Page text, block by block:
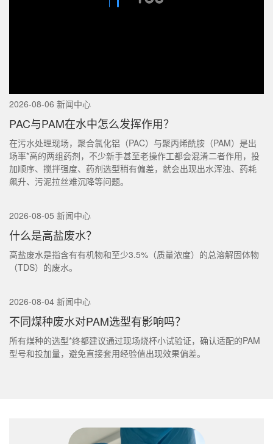
2026-08-06 新闻中心
PAC与PAM在水中怎么发挥作用？
在污水处理现场，聚合氯化铝（PAC）与聚丙烯酰胺（PAM）是出
场率*高的两组药剂，不少新手甚至老操作工都会混淆二者作用，投
加顺序、搅拌强度、药剂选型稍有偏差，就会出现出水浑浊、药耗
飙升、污泥拉丝难沉降等问题。
2026-08-05 新闻中心
什么是高盐废水？
高盐废水是指含有有机物和至少3.5%（质量浓度）的总溶解固体物
（TDS）的废水。
2026-08-04 新闻中心
不同煤种废水对PAM选型有影响吗？
所有煤种的选型*终都建议通过现场烧杯小试验证，确认适配的PAM
型号和投加量，避免直接套用经验值出现效果偏差。